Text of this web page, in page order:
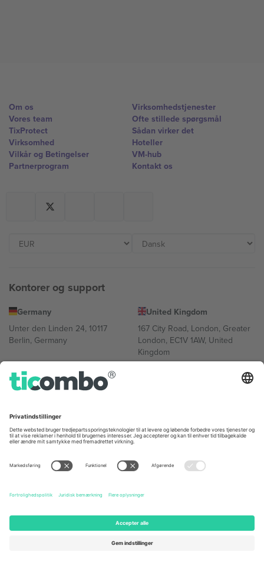
Om os
Vores team
TixProtect
Virksomhed
Vilkår og Betingelser
Partnerprogram
Virksomhedstjenester
Ofte stillede spørgsmål
Sådan virker det
Hoteller
VM-hub
Kontakt os
Kontorer og support
Germany
Unter den Linden 24, 10117
Berlin, Germany
United Kingdom
167 City Road, London, Greater
London, EC1V 1AW, United
Kingdom
United States
131 Continental Dr, Suite 305,
States
Bulgaria
Regus Sofia City West, bul
Totleben 53-55, 1606 Sofia,
UAE Dubai Silicon Oasis, DDP
Building A1, Office 302, Dubai,
Av Chapultepec 360, Roma